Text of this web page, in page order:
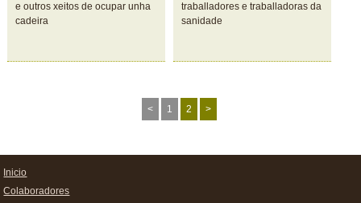
e outros xeitos de ocupar unha
cadeira
traballadores e traballadoras da
sanidade
< 1 2 >
Inicio
Colaboradores